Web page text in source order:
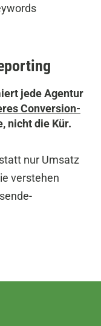
jede Agentur
Conversion-
nicht die Kür.
nur Umsatz
verstehen